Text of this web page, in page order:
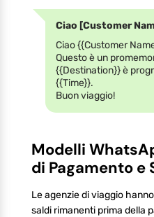
Ciao [Customer
Ciao {{Customer
Questo è un
{{Destination}} è
{{Time}}.
Buon viaggio!
Modelli
di Pagamento e
Le agenzie di viaggio
saldi rimanenti prima della